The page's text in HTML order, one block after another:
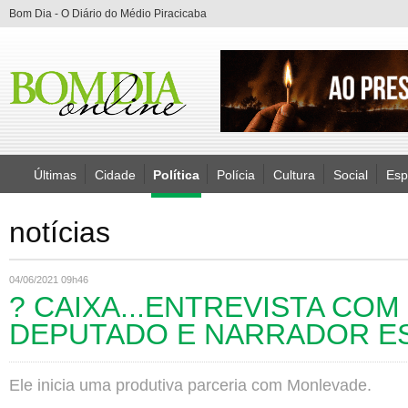
Bom Dia - O Diário do Médio Piracicaba
Últimas Cidade Política Polícia Cultura Social
notícias
04/06/2021 09h46
? CAIXA...ENTREVISTA COM
DEPUTADO E NARRADOR
Ele inicia uma produtiva parceria com Monlevade.